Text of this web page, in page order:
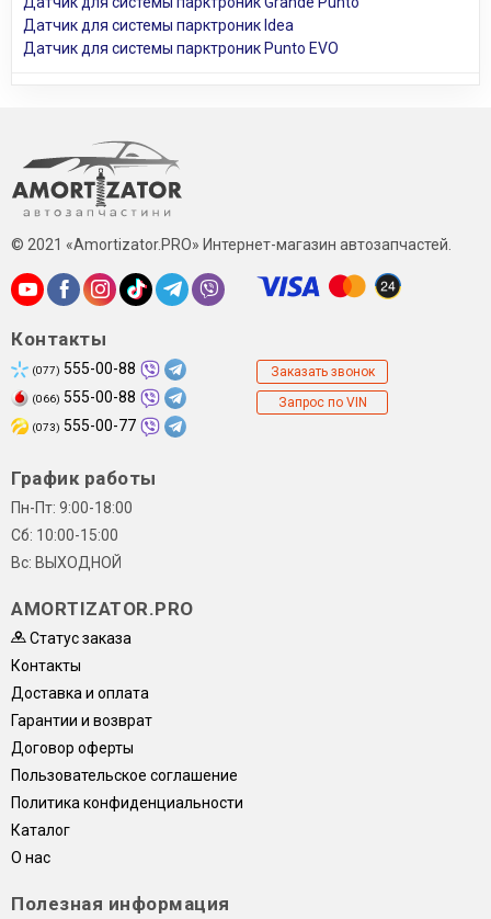
Датчик для системы парктроник Idea
Датчик для системы парктроник Punto EVO
© 2021 «Amortizator.PRO» Интернет-магазин автозапчастей.
Контакты
(077) 555-00-88
(066) 555-00-88
(073) 555-00-77
Заказать звонок
Запрос по VIN
График работы
Пн-Пт: 9:00-18:00
Сб: 10:00-15:00
Вс: ВЫХОДНОЙ
AMORTIZATOR.PRO
Статус заказа
Контакты
Доставка и оплата
Гарантии и возврат
Договор оферты
Пользовательское соглашение
Политика конфиденциальности
Каталог
О нас
Полезная информация